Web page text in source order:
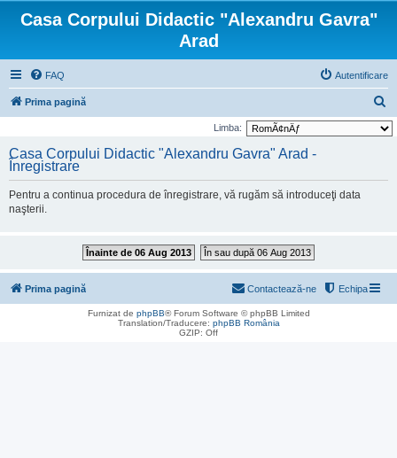
Casa Corpului Didactic "Alexandru Gavra"
Arad
FAQ Autentificare
Prima pagină
ă
Limba:
Casa Corpului Didactic "Alexandru Gavra" Arad -
Înregistrare
Pentru a continua procedura de înregistrare, vă rugăm să introduceţi data
naşterii.
Înainte de 06 Aug 2013 În sau după 06 Aug 2013
Prima pagină Echipa
Contactează-ne
Furnizat de phpBB® Forum Software © phpBB Limited
Translation/Traducere: phpBB România
GZIP: Off